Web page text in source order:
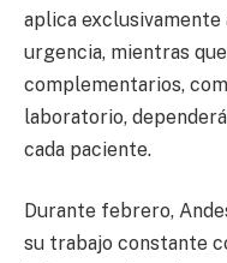
aplica exclusivamente
urgencia, mientras
complementarios,
laboratorio,
cada paciente.
Durante febrero,
su trabajo constante